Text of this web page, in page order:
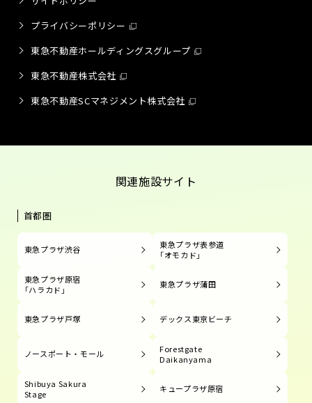
プライバシーポリシー
東急不動産ホールディングスグループ
東急不動産株式会社
東急不動産SCマネジメント株式会社
関連施設サイト
首都圏
東急プラザ渋谷
東急プラザ表参道
「オモカド」
東急プラザ原宿
「ハラカド」
東急プラザ蒲田
東急プラザ戸塚 デックス東京ビーチ
ノースポート・モール
Forestgate
Daikanyama
Shibuya Sakura
Stage
キュープラザ原宿